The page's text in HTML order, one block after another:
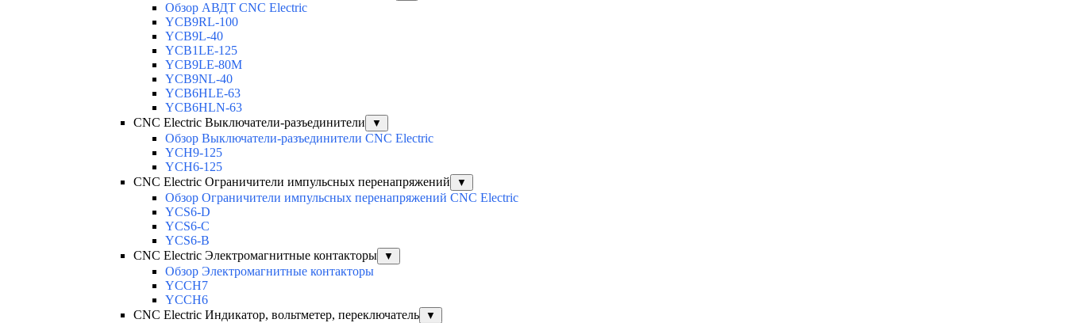
Обзор АВДТ CNC Electric
YCB9RL-100
YCB9L-40
YCB1LE-125
YCB9LE-80M
YCB9NL-40
YCB6HLE-63
YCB6HLN-63
CNC Electric Выключатели-разъединители
▼
Обзор Выключатели-разъединители CNC Electric
YCH9-125
YCH6-125
CNC Electric Ограничители импульсных перенапряжений
▼
Обзор Ограничители импульсных перенапряжений CNC Electric
YCS6-D
YCS6-C
YCS6-B
CNC Electric Электромагнитные контакторы
▼
Обзор Электромагнитные контакторы
YCCH7
YCCH6
CNC Electric Индикатор, вольтметер, переключатель
▼